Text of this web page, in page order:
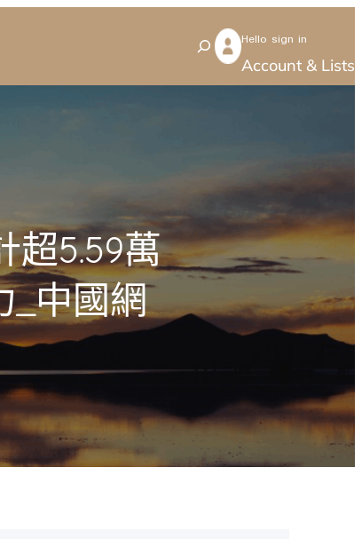
S
e
Hello sign in
Account & Lists
超5.59萬
_中國網